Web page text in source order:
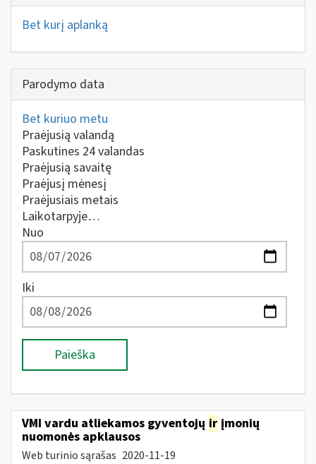
Bet kurį aplanką
Parodymo data
Bet kuriuo metu
Praėjusią valandą
Paskutines 24 valandas
Praėjusią savaitę
Praėjusį mėnesį
Praėjusiais metais
Laikotarpyje…
Nuo
Iki
Paieška
VMI vardu atliekamos gyventojų ir įmonių
nuomonės apklausos
Web turinio sąrašas 2020-11-19